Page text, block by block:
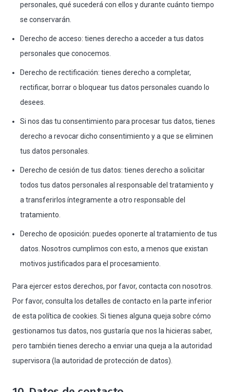
personales, qué sucederá con ellos y durante cuánto tiempo
se conservarán.
Derecho de acceso: tienes derecho a acceder a tus datos
personales que conocemos.
Derecho de rectificación: tienes derecho a completar,
rectificar, borrar o bloquear tus datos personales cuando lo
desees.
Si nos das tu consentimiento para procesar tus datos, tienes
derecho a revocar dicho consentimiento y a que se eliminen
tus datos personales.
Derecho de cesión de tus datos: tienes derecho a solicitar
todos tus datos personales al responsable del tratamiento y
a transferirlos íntegramente a otro responsable del
tratamiento.
Derecho de oposición: puedes oponerte al tratamiento de tus
datos. Nosotros cumplimos con esto, a menos que existan
motivos justificados para el procesamiento.
Para ejercer estos derechos, por favor, contacta con nosotros.
Por favor, consulta los detalles de contacto en la parte inferior
de esta política de cookies. Si tienes alguna queja sobre cómo
gestionamos tus datos, nos gustaría que nos la hicieras saber,
pero también tienes derecho a enviar una queja a la autoridad
supervisora (la autoridad de protección de datos).